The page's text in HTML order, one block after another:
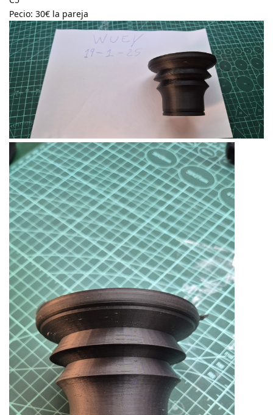
Pecio: 30€ la pareja